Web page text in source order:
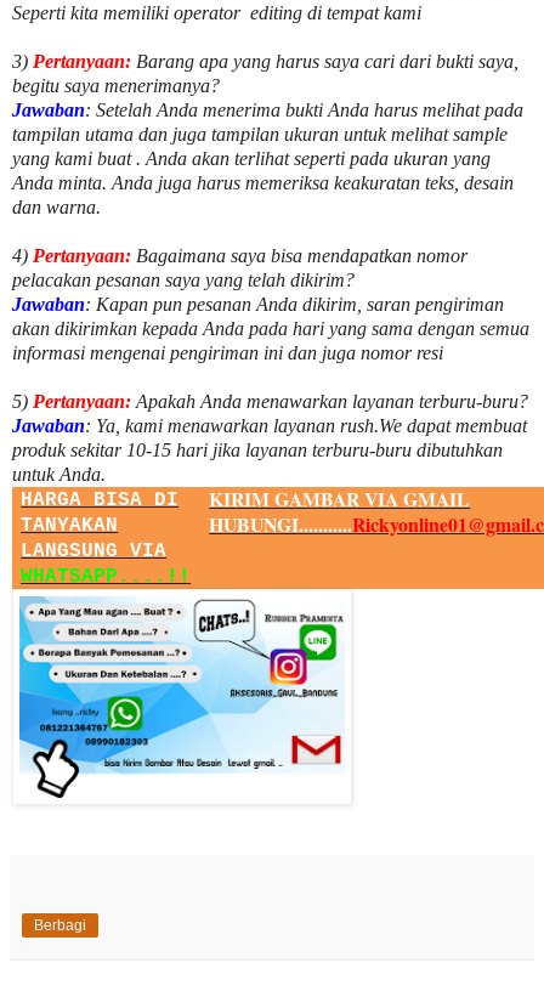
Seperti kita memiliki operator editing di tempat kami
3) Pertanyaan: Barang apa yang harus saya cari dari bukti saya,
begitu saya menerimanya?
Jawaban: Setelah Anda menerima bukti Anda harus melihat pada
tampilan utama dan juga tampilan ukuran untuk melihatsample
yang kami buat . Anda akan terlihat seperti pada ukuran yang
Anda minta. Anda juga harus memeriksa keakuratan teks, desain
dan warna.
4) Pertanyaan: Bagaimana saya bisa mendapatkan nomor
pelacakan pesanan saya yang telah dikirim?
Jawaban: Kapan pun pesanan Anda dikirim, saran pengiriman
akan dikirimkan kepada Anda pada hari yang sama dengan semua
informasi mengenai pengiriman ini dan juga nomorresi
5) Pertanyaan: Apakah Anda menawarkan layanan terburu-buru?
Jawaban: Ya, kami menawarkan layanan rush.We dapat membuat
produk sekitar 10-15 hari jika layanan terburu-buru dibutuhkan
untuk Anda.
HARGA BISA DI
TANYAKAN
LANGSUNG VIA
WHATSAPP....!!
KIRIM GAMBAR VIA GMAIL
HUBUNGI...........
Berbagi